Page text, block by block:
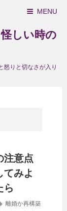
MENU
しい時の
怒りと切なさが入り
注意点
てみよ
ら
離婚か再構築